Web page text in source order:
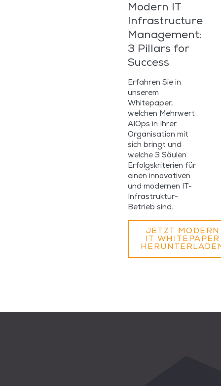
Modern IT
Infrastructure
Management:
3 Pillars for
Success
Erfahren Sie in
unserem
Whitepaper,
welchen Mehrwert
AIOps in Ihrer
Organisation mit
sich bringt und
welche 3 Säulen
Erfolgskriterien für
einen innovativen
und modernen IT-
Infrastruktur-
Betrieb sind.
JETZT MODERN
IT WHITEPAPER